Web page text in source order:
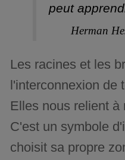
peut
Herman
Les racines et les
l'interconnexion de
Elles nous relient à
C'est un symbole
choisit sa propre